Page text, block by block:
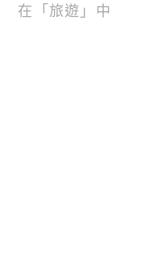
在「旅遊」中